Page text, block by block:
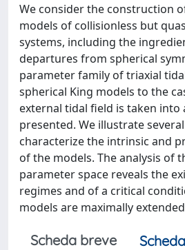
We consider the construction
models of collisionless but
systems, including the
departures from spherical
parameter family of triaxial
spherical King models to the
external tidal field is taken into
presented. We illustrate
characterize the intrinsic and
of the models. The analysis of
parameter space reveals the
regimes and of a critical
models are maximally
Scheda breve